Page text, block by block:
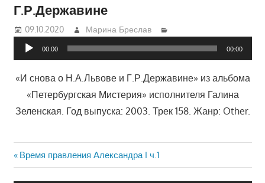
Г.Р.Державине
09.10.2020 Марина Бреслав
Аудиоплеер
00:00 00:00
«И снова о Н.А.Львове и Г.Р.Державине» из альбома
«Петербургская Мистерия» исполнителя Галина
Зеленская. Год выпуска: 2003. Трек 158. Жанр: Other.
Навигация
Previous
Post:
Время правления Александра I ч.1